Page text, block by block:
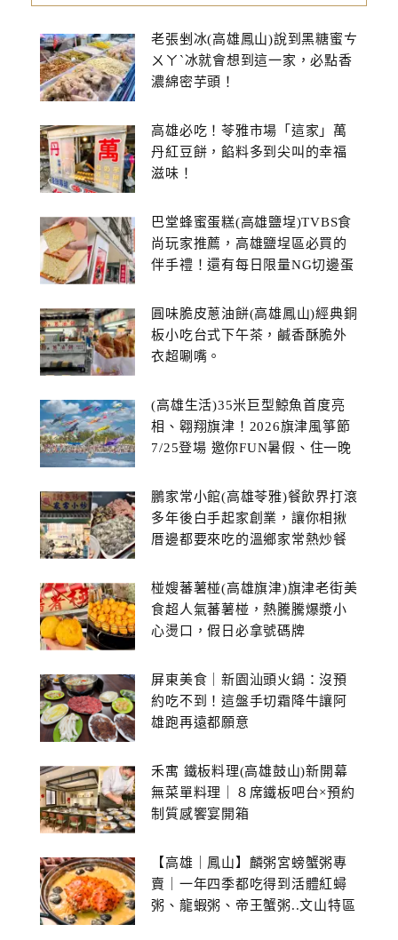
老張剉冰(高雄鳳山)說到黑糖蜜ㄘ
ㄨㄚˋ冰就會想到這一家，必點香
濃綿密芋頭！
高雄必吃！苓雅市場「這家」萬
丹紅豆餅，餡料多到尖叫的幸福
滋味！
巴堂蜂蜜蛋糕(高雄鹽埕)TVBS食
尚玩家推薦，高雄鹽埕區必買的
伴手禮！還有每日限量NG切邊蛋
圓味脆皮蔥油餅(高雄鳳山)經典銅
板小吃台式下午茶，鹹香酥脆外
衣超唰嘴。
(高雄生活)35米巨型鯨魚首度亮
相、翱翔旗津！2026旗津風箏節
7/25登場 邀你FUN暑假、住一晚
鵬家常小館(高雄苓雅)餐飲界打滾
多年後白手起家創業，讓你相揪
厝邊都要來吃的溫鄉家常熱炒餐
椪嫂蕃薯椪(高雄旗津)旗津老街美
食超人氣蕃薯椪，熱騰騰爆漿小
心燙口，假日必拿號碼牌
屏東美食｜新園汕頭火鍋：沒預
約吃不到！這盤手切霜降牛讓阿
雄跑再遠都願意
禾寓 鐵板料理(高雄鼓山)新開幕
無菜單料理｜８席鐵板吧台×預約
制質感饗宴開箱
【高雄｜鳳山】麟粥宮螃蟹粥專
賣｜一年四季都吃得到活體紅蟳
粥、龍蝦粥、帝王蟹粥..文山特區